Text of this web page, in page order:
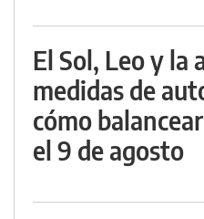
El Sol, Leo y la
medidas de
cómo
el 9 de agosto